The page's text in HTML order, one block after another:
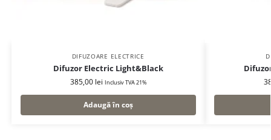
DIFUZOARE ELECTRICE
Difuzor Electric Light&Black
385,00 lei Inclusiv TVA 21%
Adaugă în coș